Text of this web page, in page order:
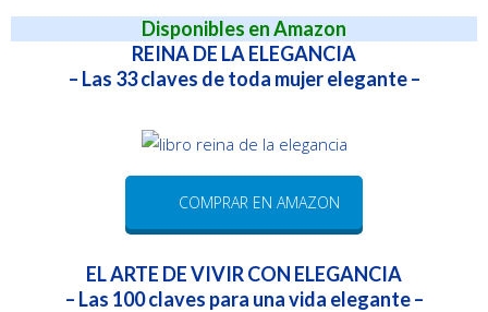
Disponibles en Amazon
REINA DE LA ELEGANCIA
– Las 33 claves de toda mujer elegante –
COMPRAR EN AMAZON
EL ARTE DE VIVIR CON ELEGANCIA
– Las 100 claves para una vida elegante –